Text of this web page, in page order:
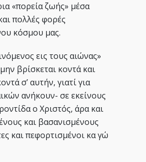
«πορεία ζωής» μέσα
πολλές φορές
κόσμου μας.
εις τους αιώνας»
βρίσκεται κοντά και
σ’ αυτήν, γιατί για
ανήκουν- σε εκείνους
ο Χριστός, άρα και
και βασανισμένους
και πεφορτισμένοι κα γώ